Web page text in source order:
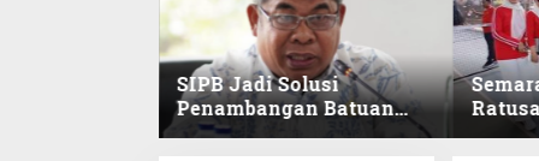
SIPB Jadi Solusi
Penambangan Batuan
Komoditas ex-Golongan